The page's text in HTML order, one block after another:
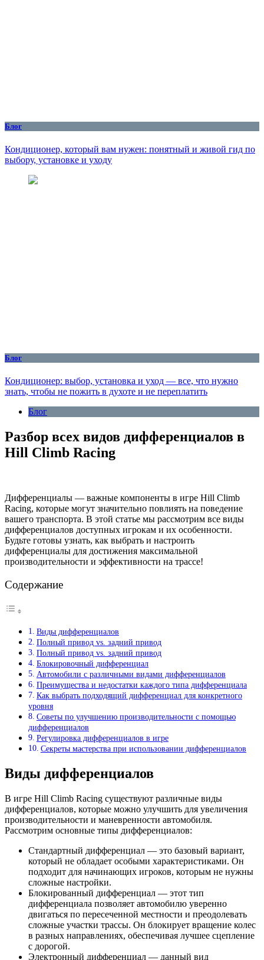
Блог
Кондиционер, который вам нужен: понятный и живой гид по
выбору, установке и уходу
Блог
Кондиционер: выбор, установка и уход — все, что нужно
знать, чтобы не пожить в духоте и не переплатить
Блог
Разбор всех видов дифференциалов в
Hill Climb Racing
Дифференциалы — важные компоненты в игре Hill Climb
Racing, которые могут значительно повлиять на поведение
вашего транспорта. В этой статье мы рассмотрим все виды
дифференциалов доступных игрокам и их особенности.
Будьте готовы узнать, как выбрать и настроить
дифференциалы для достижения максимальной
производительности и эффективности на трассе!
Содержание
Виды дифференциалов
Полный привод vs. задний привод
Полный привод vs. задний привод
Блокировочный дифференциал
Автомобили с различными видами дифференциалов
Преимущества и недостатки каждого типа дифференциала
Как выбрать подходящий дифференциал для конкретного
уровня
Советы по улучшению производительности с помощью
дифференциалов
Регулировка дифференциалов в игре
Секреты мастерства при использовании дифференциалов
Виды дифференциалов
В игре Hill Climb Racing существуют различные виды
дифференциалов, которые можно улучшить для увеличения
производительности и маневренности автомобиля.
Рассмотрим основные типы дифференциалов:
Стандартный дифференциал — это базовый вариант,
который не обладает особыми характеристиками. Он
подходит для начинающих игроков, которым не нужны
сложные настройки.
Блокированный дифференциал — этот тип
дифференциала позволяет автомобилю уверенно
двигаться по пересеченной местности и преодолевать
сложные участки трассы. Он блокирует вращение колес
в разных направлениях, обеспечивая лучшее сцепление
с дорогой.
Электронный дифференциал — данный вид